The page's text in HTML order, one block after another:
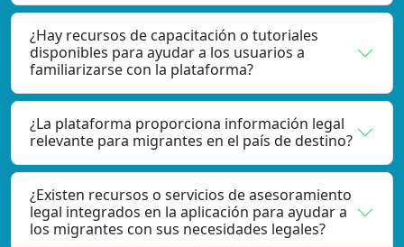
¿Hay recursos de capacitación o tutoriales
disponibles para ayudar a los usuarios a
familiarizarse con la plataforma?
¿La plataforma proporciona información legal
relevante para migrantes en el país de destino?
¿Existen recursos o servicios de asesoramiento
legal integrados en la aplicación para ayudar a
los migrantes con sus necesidades legales?